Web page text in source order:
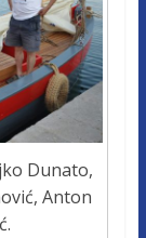
Dunato,
Anton